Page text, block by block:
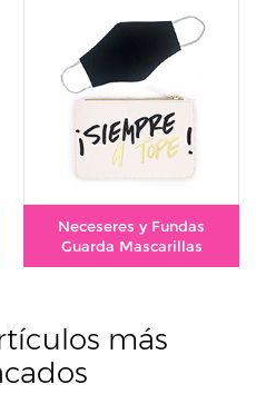
Neceseres y Fundas
Guarda Mascarillas
más